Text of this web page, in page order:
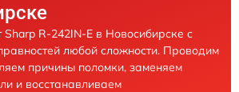
R-242IN-E в Новосибирске с
любой сложности. Проводим
причины поломки, заменяем
и восстанавливаем